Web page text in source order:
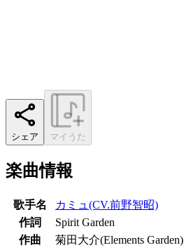
シェア マイうた
楽曲情報
歌手名
カミュ(CV.前野智昭)
作詞
Spirit Garden
作曲
菊田大介(Elements Garden)